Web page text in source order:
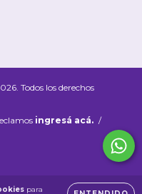
para
Todos los derechos
ingresá acá. /